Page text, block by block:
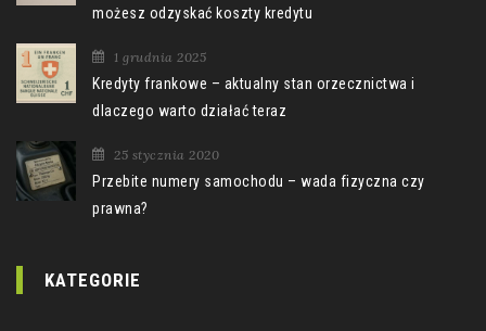
możesz odzyskać koszty kredytu
1 grudnia 2025
Kredyty frankowe – aktualny stan orzecznictwa i
dlaczego warto działać teraz
25 stycznia 2020
Przebite numery samochodu – wada fizyczna czy
prawna?
KATEGORIE